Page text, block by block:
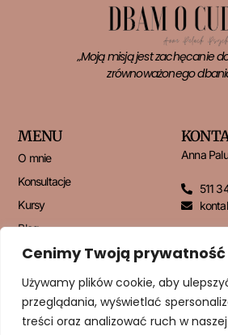
Cenimy Twoją prywatność
Używamy plików cookie, aby
przeglądania, wyświetlać
treści oraz analizować ruch w
„Moją misją jest zachęcanie
zrównoważonego
MENU
O mnie
Konsultacje
Kursy
Blog
Kontakt
Anna
511
NEWSLETTER